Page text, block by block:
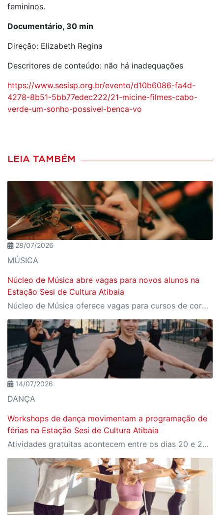
femininos.
Documentário, 30 min
Direção: Elizabeth Regina
Descritores de conteúdo: não há inadequações
https://www.sesisp.org.br/evento/d10b6086-fa4d-
4278-8b51-5bb77edec222/21-micine-filmes-cabo-
verde-um-sonho-possivel-benca-vo
LEIA TAMBÉM
28/07/2026
MÚSICA
Núcleo de Música abre vagas para novos alunos na
Estação Sesi de Cultura Atibaia
Núcleo de Música oferece vagas para cursos de cordas friccionadas, nos módulos de iniciação instrumental e prática de conjunto
14/07/2026
DANÇA
Workshops de dança movimentam a programação de
férias na Estação Sesi de Cultura Atibaia
Atividades gratuitas acontecem entre os dias 20 e 29 de julho com diferentes estilos de dança para o público